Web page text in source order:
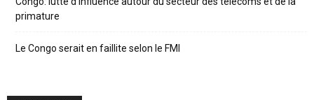
primature
Le Congo serait en faillite selon le FMI